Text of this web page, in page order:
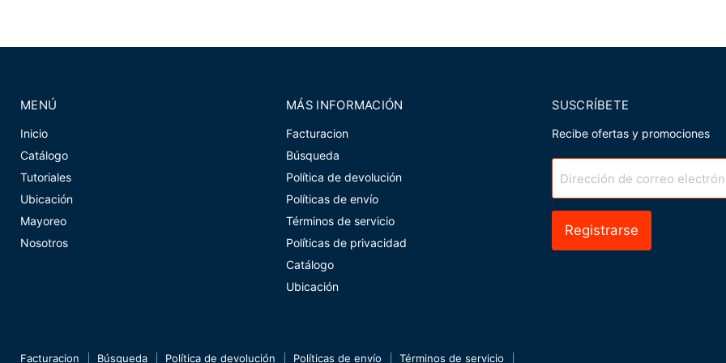
MENÚ
Inicio
Catálogo
Tutoriales
Ubicación
Mayoreo
Nosotros
MÁS INFORMACIÓN
Facturacion
Búsqueda
Política de devolución
Políticas de envío
Términos de servicio
Políticas de privacidad
Catálogo
Ubicación
SUSCRÍBETE
Recibe ofertas y promociones
Dirección de correo
Registrarse
Facturacion Búsqueda Política de devolución Políticas de envío Términos de servicio